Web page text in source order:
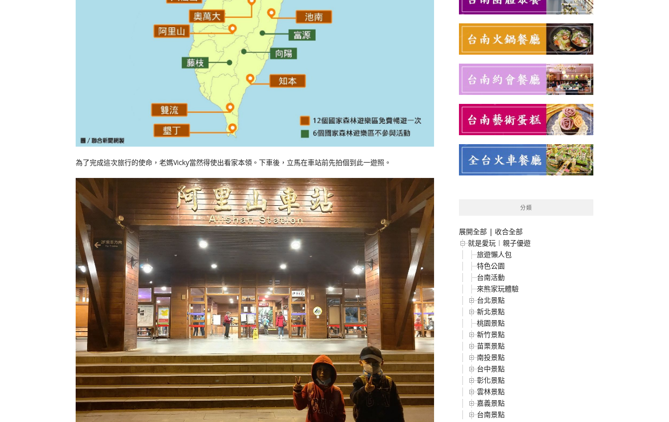
為了完成這次旅行的使命，老媽Vicky當然得使出看家本領。下車後，立馬在車站前先拍個到此一遊照。
分類
展開全部 | 收合全部
就是愛玩︱親子優遊
旅遊懶人包
特色公園
台南活動
來熊家玩體驗
台北景點
新北景點
桃園景點
新竹景點
苗栗景點
南投景點
台中景點
彰化景點
雲林景點
嘉義景點
台南景點